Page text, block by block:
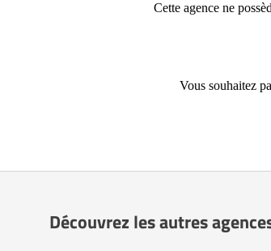
Cette agence ne
Vous souhaitez
Découvrez les autres